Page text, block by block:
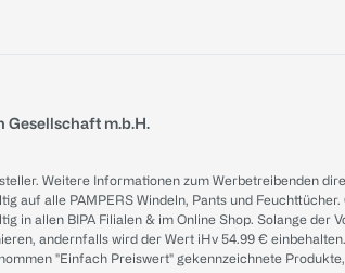
m.b.H.
Weitere Informationen zum Werbetreibenden
auf alle PAMPERS Windeln, Pants und
in allen BIPA Filialen & im Online Shop. Solange
andernfalls wird der Wert iHv 54.99 € einbehalten.
"Einfach Preiswert" gekennzeichnete